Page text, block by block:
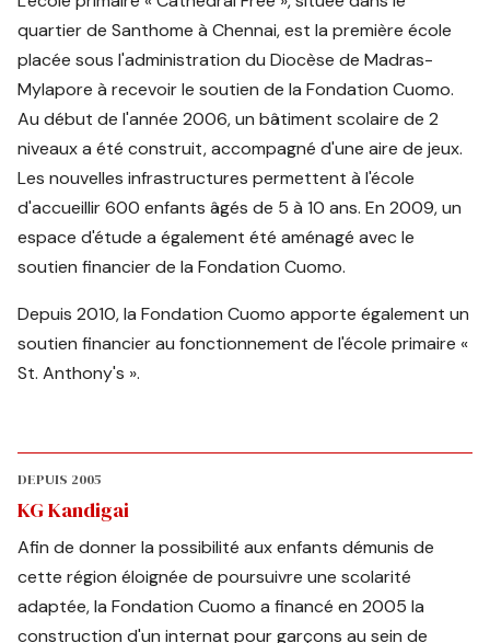
quartier de Santhome à Chennai, est la première école
placée sous l'administration du Diocèse de Madras-
Mylapore à recevoir le soutien de la Fondation Cuomo.
Au début de l'année 2006, un bâtiment scolaire de 2
niveaux a été construit, accompagné d'une aire de jeux.
Les nouvelles infrastructures permettent à l'école
d'accueillir 600 enfants âgés de 5 à 10 ans. En 2009, un
espace d'étude a également été aménagé avec le
soutien financier de la Fondation Cuomo.
Depuis 2010, la Fondation Cuomo apporte également un
soutien financier au fonctionnement de l'école primaire «
St. Anthony's ».
DEPUIS 2005
KG Kandigai
Afin de donner la possibilité aux enfants démunis de
cette région éloignée de poursuivre une scolarité
adaptée, la Fondation Cuomo a financé en 2005 la
construction d'un internat pour garçons au sein de